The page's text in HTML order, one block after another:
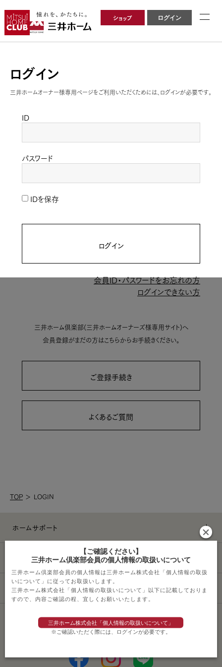
ショップ ログイン
ログイン
三井ホームオーナー様専用ページをご利用いただくためには、ログインが必要です。
ID
パスワード
IDを保存
ログイン
会員ID・パスワードをお忘れの方
ログインできない方
三井ホーム倶楽部(三井ホームオーナーズ様専用サイト)へ
会員登録がまだの方はこちらからお手続きください。
ご登録手続き
よくあるご質問
TOP ＞ LOGIN
ホームサポート
ライフスタイル
その他サービス
ソーシャルメディアポリシー
【ご確認ください】
三井ホーム倶楽部会員の個人情報の取扱いについて
三井ホーム倶楽部会員の個人情報は三井ホーム株式会社「個人情報の取扱
いについて」に従ってお取扱いします。
三井ホーム株式会社「個人情報の取扱いについて」以下に記載しておりま
すので、内容ご確認の程、宜しくお願いいたします。
三井ホーム株式会社「個人情報の取扱いについて」
※ご確認いただく際には、ログインが必要です。